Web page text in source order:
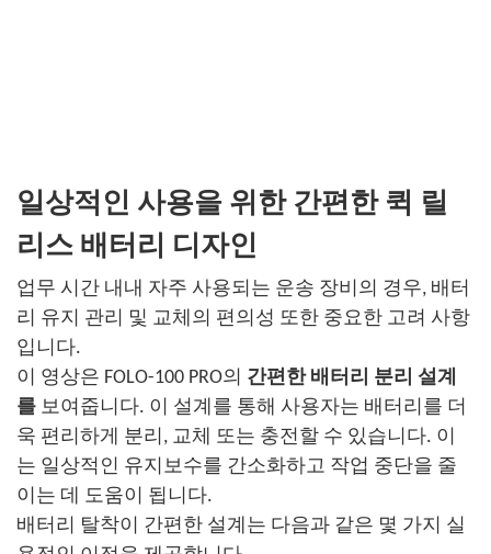
일상적인 사용을 위한 간편한 퀵 릴
리스 배터리 디자인
업무 시간 내내 자주 사용되는 운송 장비의 경우, 배터
리 유지 관리 및 교체의 편의성 또한 중요한 고려 사항
입니다.
이 영상은 FOLO-100 PRO의 간편한 배터리 분리 설계
를 보여줍니다. 이 설계를 통해 사용자는 배터리를 더
욱 편리하게 분리, 교체 또는 충전할 수 있습니다. 이
는 일상적인 유지보수를 간소화하고 작업 중단을 줄
이는 데 도움이 됩니다.
배터리 탈착이 간편한 설계는 다음과 같은 몇 가지 실